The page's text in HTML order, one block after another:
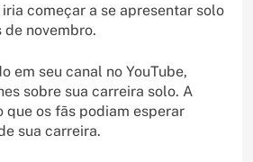
começar a se apresentar solo
de novembro.
em seu canal no YouTube,
sobre sua carreira solo. A
que os fãs podiam esperar
sua carreira.